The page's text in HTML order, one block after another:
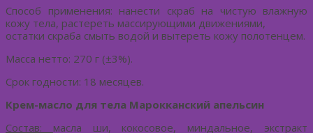
Способ применения: нанести скраб на чистую влажную
кожу тела, растереть массирующими движениями,
остатки скраба смыть водой и вытереть кожу полотенцем.
Масса нетто: 270 г (±3%).
Срок годности: 18 месяцев.
Крем-масло для тела Марокканский апельсин
Состав: масла ши, кокосовое, миндальное, экстракт